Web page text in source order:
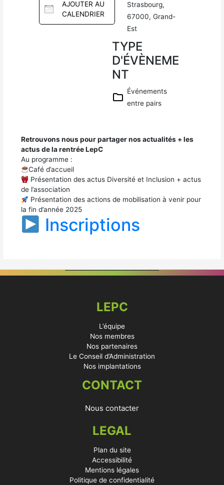
AJOUTER AU
CALENDRIER
Office
365
Outloo
k Live
Strasbourg,
67000, Grand-
Est
TYPE
D'ÉVÈNEME
NT
Événements
entre pairs
Retrouvons nous pour partager nos actualités + les
actus de la rentrée LepC
Au programme :
Café d’accueil
Présentation des actus Diversité et Inclusion + actus
de l’association
Présentation des actions de mobilisation à venir pour
la fin d’année 2025
Inscriptions
LEPC
L’équipe
Nos membres
Nos partenaires
Le Conseil d’Administration
Nos implantations
CONTACT
Nous contacter
LEGAL
Plan du site
Accessibilité
Mentions légales
Politique de confidentialité